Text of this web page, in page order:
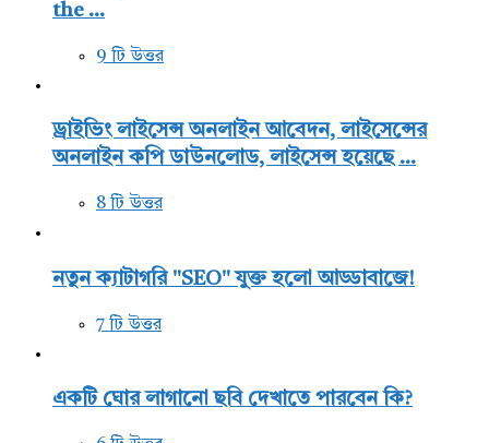
the ...
9 টি উত্তর
ড্রাইভিং লাইসেন্স অনলাইন আবেদন, লাইসেন্সের
অনলাইন কপি ডাউনলোড, লাইসেন্স হয়েছে ...
8 টি উত্তর
নতুন ক্যাটাগরি "SEO" যুক্ত হলো আড্ডাবাজে!
7 টি উত্তর
একটি ঘোর লাগানো ছবি দেখাতে পারবেন কি?